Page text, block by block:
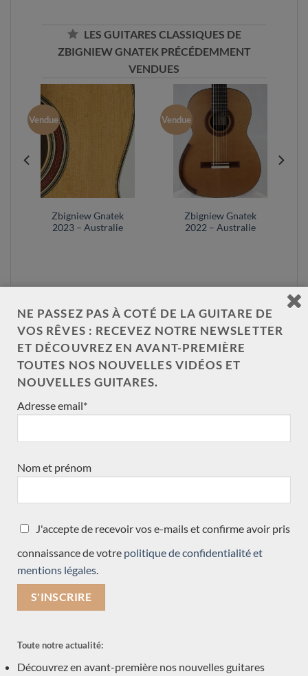
LES GUITARES CLASSIQUES DE
ZBIGNIEW GNATEK PRÉCÉDEMMENT
VENDUES
Vendue
Zbigniew Gnatek
2023 – Australie
Vendue
Zbigniew Gnatek
2022 – Australie
NOS CATÉGORIES DE GUITARE
Double-table
Accessoires
Nouveauté
neuve arrivée récemment
Acoustique
Occasions
NE PASSEZ PAS À COTÉ DE LA GUITARE DE
VOS RÊVES : RECEVEZ NOTRE NEWSLETTER
ET DÉCOUVREZ EN AVANT-PREMIÈRE
TOUTES NOS NOUVELLES VIDÉOS ET
NOUVELLES GUITARES.
Adresse email*
Nom et prénom
J'accepte de recevoir vos e-mails et confirme avoir pris
connaissance de votre politique de confidentialité et
mentions légales.
Toute notre actualité:
Découvrez en avant-première nos nouvelles guitares